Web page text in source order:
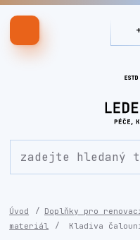
Úvod Doplňky pro
materiál
Kladiva